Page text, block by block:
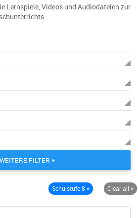
Lernspiele, Videos und Audiodateien zur
WEITERE FILTER
Schulstufe 8× Clear all ×